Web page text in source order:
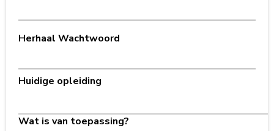
Herhaal Wachtwoord
Huidige opleiding
Wat is van toepassing?